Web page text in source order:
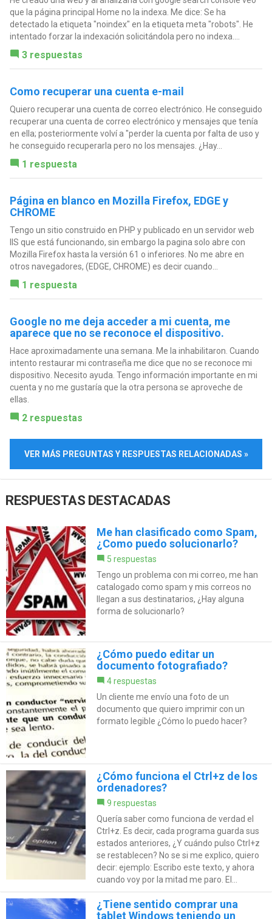
que la página principal Home no la indexa. Me dice: Se ha
detectado la etiqueta "noindex" en la etiqueta meta "robots". He
intentado forzar la indexación solicitándola pero no indexa....
3 respuestas
Como recuperar una cuenta e-mail
Quiero recuperar una cuenta de correo electrónico. He conseguido
recuperar una cuenta de correo electrónico y mensajes que tenía
en ella; posteriormente volví a "perder la cuenta por falta de uso y
he conseguido recuperarla pero no los mensajes. ¿Hay...
1 respuesta
Página en blanco en Mozilla Firefox, EDGE y
CHROME
Tengo un sitio construido en PHP y publicado en un servidor web
IIS que está funcionando, sin embargo la pagina solo abre con
Mozilla Firefox hasta la versión 61 o inferiores. No me abre en
otros navegadores, (EDGE, CHROME) es decir cuando...
1 respuesta
Google no me deja acceder a mi cuenta, me
aparece que no se reconoce el dispositivo.
Hace aproximadamente una semana. Me la inhabilitaron. Cuando
intento restaurar mi contraseña me dice que no se reconoce mi
dispositivo. Necesito ayuda. Tengo información importante en mi
cuenta y no me gustaría que la otra persona se aproveche de
ellas.
2 respuestas
VER MÁS PREGUNTAS Y RESPUESTAS RELACIONADAS »
RESPUESTAS DESTACADAS
Me han clasificado como Spam,
¿Como puedo solucionarlo?
5 respuestas
Tengo un problema con mi correo, me han
catalogado como spam y mis correos no
llegan a sus destinatarios, ¿Hay alguna
forma de solucionarlo?
¿Cómo puedo editar un
documento fotografiado?
4 respuestas
Un cliente me envío una foto de un
documento que quiero imprimir con un
formato legible ¿Cómo lo puedo hacer?
¿Cómo funciona el Ctrl+z de los
ordenadores?
9 respuestas
Quería saber como funciona de verdad el
Ctrl+z. Es decir, cada programa guarda sus
estados anteriores, ¿Y cuándo pulso Ctrl+z
se restablecen? No se si me explico, quiero
decir: ejemplo: Escribo este texto, y ahora
cuando voy por la mitad me paro. El...
¿Tiene sentido comprar una
tablet Windows teniendo un